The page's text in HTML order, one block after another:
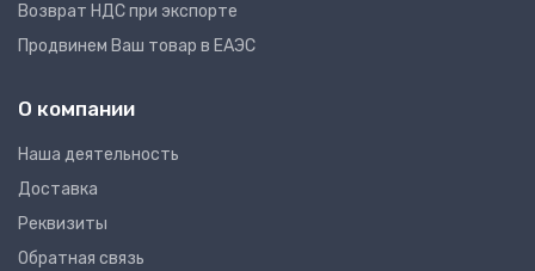
Возврат НДС при экспорте
Продвинем Ваш товар в ЕАЭС
О компании
Наша деятельность
Доставка
Реквизиты
Обратная связь